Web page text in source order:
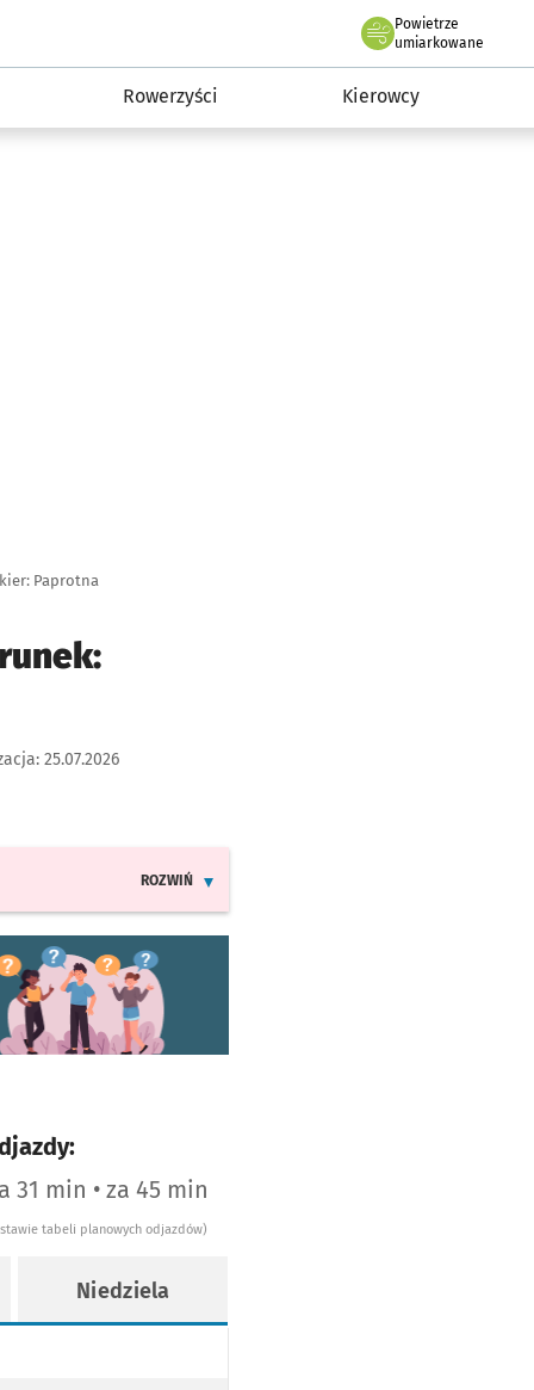
Powietrze
we Wrocławiu
umiarkowane
Rowerzyści Kierowcy
Paprotna
25.07.2026
ROZWIŃ
się w nowej karcie
31 min • za 45 min
tabeli planowych odjazdów)
Niedziela